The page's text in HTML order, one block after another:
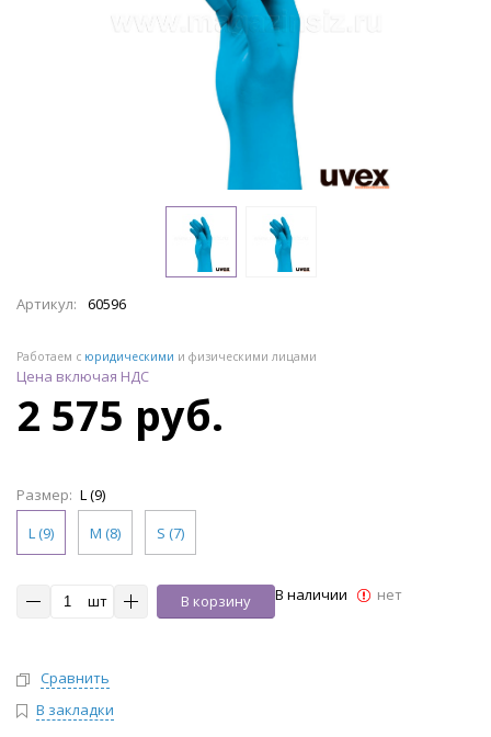
Артикул: 60596
Работаем с юридическими и физическими лицами
Цена включая НДС
2 575 руб.
Размер: L (9)
L (9)
M (8) S (7)
шт В корзину В наличии нет
Сравнить
В закладки